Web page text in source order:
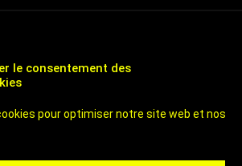
le consentement des
pour optimiser notre site web et nos
DE ROUEN
800 000 HABITANTS